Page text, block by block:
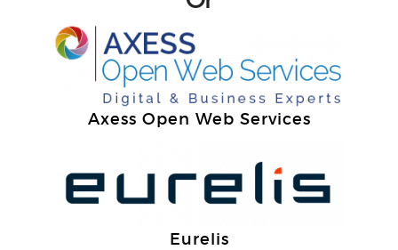
Axess Open Web Services
Eurelis